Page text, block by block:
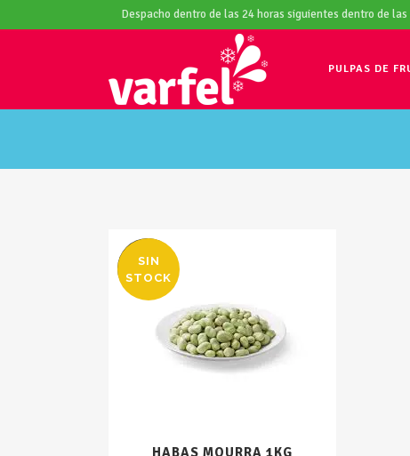
Despacho dentro de las 24 horas siguientes dentro de las
PULPAS DE
OFERTA
SIN
STOCK
HABAS MOURRA 1KG